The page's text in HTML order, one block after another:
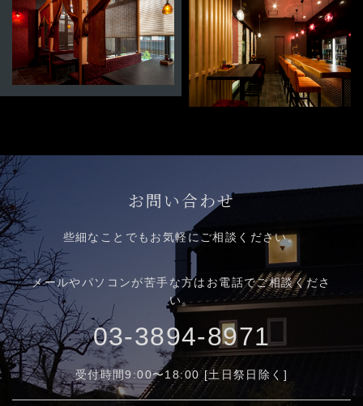
お問い合わせ
些細なことでもお気軽にご相談ください。
メールやパソコンが苦手な方はお電話でご相談くださ
い。
03-3894-8971
受付時間9:00〜18:00 [土日祭日除く]